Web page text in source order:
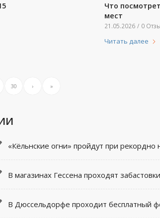
Что
мест
21.05.2026 / 0
Читать далее
30 › »
«Кёльнские огни» пройдут при
В магазинах Гессена проходят
В Дюссельдорфе проходит бесплатный